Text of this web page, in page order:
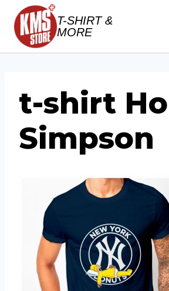
Salta
contenuto
T-SHIRT &
MORE
t-shirt
Simpson